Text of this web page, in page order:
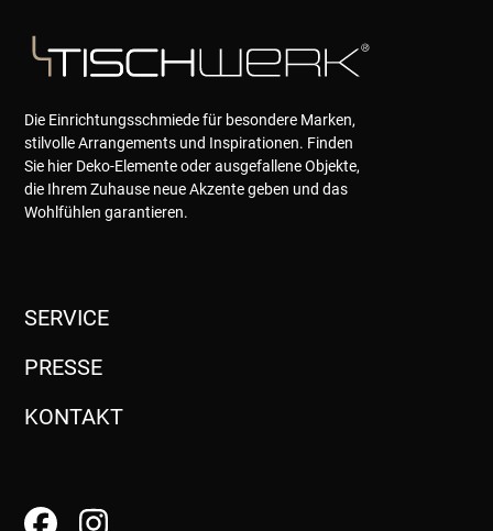
Die Einrichtungsschmiede für besondere Marken,
stilvolle Arrangements und Inspirationen. Finden
Sie hier Deko-Elemente oder ausgefallene Objekte,
die Ihrem Zuhause neue Akzente geben und das
Wohlfühlen garantieren.
SERVICE
PRESSE
KONTAKT